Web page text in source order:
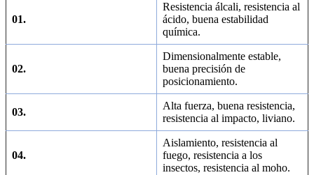
01.
Resistencia álcali, resistencia al
ácido, buena estabilidad
química.
02.
Dimensionalmente estable,
buena precisión de
posicionamiento.
03.
Alta fuerza, buena resistencia,
resistencia al impacto, liviano.
04.
Aislamiento, resistencia al
fuego, resistencia a los
insectos, resistencia al moho.